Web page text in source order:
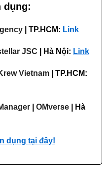
dụng:
| TP.HCM: Link
JSC | Hà Nội: Link
Vietnam | TP.HCM:
OMverse | Hà
dụng tại đây!